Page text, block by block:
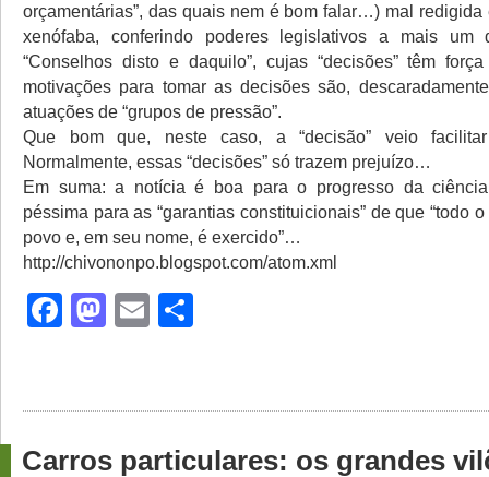
orçamentárias”, das quais nem é bom falar…) mal redigida
xenófaba, conferindo poderes legislativos a mais um
“Conselhos disto e daquilo”, cujas “decisões” têm
motivações para tomar as decisões são,
atuações de “grupos de pressão”.
Que bom que, neste caso, a “decisão” veio
Normalmente, essas “decisões” só trazem prejuízo…
Em suma: a notícia é boa para o progresso da
péssima para as “garantias constituicionais” de que “todo
povo e, em seu nome, é exercido”…
http://chivononpo.blogspot.com/atom.xml
Facebook
Mastodon
Email
Carros particulares: os grandes